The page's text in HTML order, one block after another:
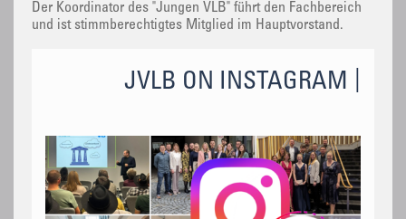
Der Koordinator des "Jungen VLB" führt den Fachbereich
und ist stimmberechtigtes Mitglied im Hauptvorstand.
JVLB ON INSTAGRAM